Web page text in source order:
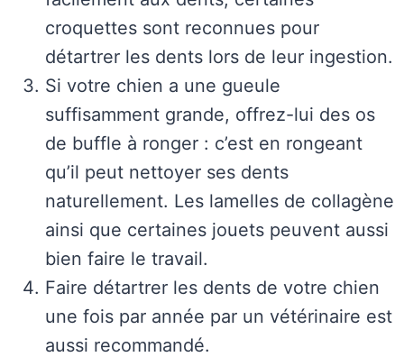
croquettes sont reconnues pour
détartrer les dents lors de leur ingestion.
Si votre chien a une gueule
suffisamment grande, offrez-lui des os
de buffle à ronger : c’est en rongeant
qu’il peut nettoyer ses dents
naturellement. Les lamelles de collagène
ainsi que certaines jouets peuvent aussi
bien faire le travail.
Faire détartrer les dents de votre chien
une fois par année par un vétérinaire est
aussi recommandé.